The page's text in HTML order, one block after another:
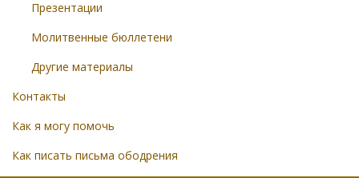
Презентации
Молитвенные бюллетени
Другие материалы
Контакты
Как я могу помочь
Как писать письма ободрения